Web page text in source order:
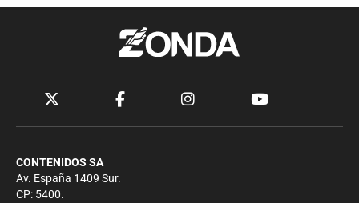
CONTENIDOS SA
Av. España 1409 Sur.
CP: 5400.